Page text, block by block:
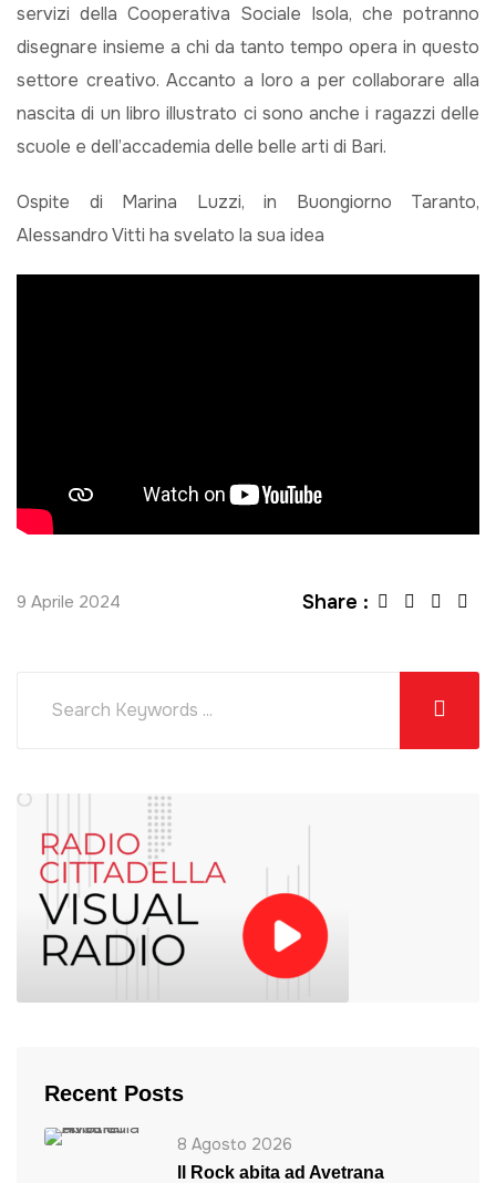
servizi della Cooperativa Sociale Isola, che potranno
disegnare insieme a chi da tanto tempo opera in questo
settore creativo. Accanto a loro a per collaborare alla
nascita di un libro illustrato ci sono anche i ragazzi delle
scuole e dell’accademia delle belle arti di Bari.
Ospite di Marina Luzzi, in Buongiorno Taranto,
Alessandro Vitti ha svelato la sua idea
9 Aprile 2024 Share :
Recent Posts
8 Agosto 2026
ll Rock abita ad Avetrana